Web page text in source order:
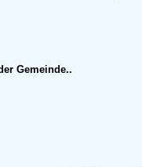
Gemeinde..